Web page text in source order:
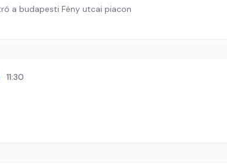
a budapesti Fény utcai piacon
11:30